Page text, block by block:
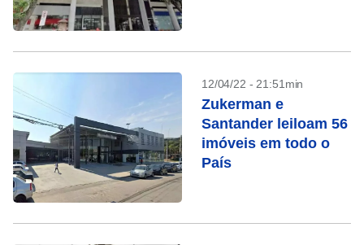
12/04/22 - 21:51min
Zukerman e
Santander leiloam 56
imóveis em todo o
País